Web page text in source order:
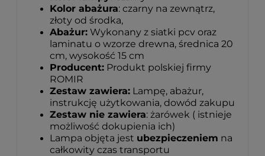
Kolor abażura: czarny na zewnątrz,
złoty od środka,
Abażur: Wykonany z siatki pcv oraz
laminatu o wzorze drewna, średnica 20
cm, wysokość 15 cm
Producent: Produkt polskiej firmy
ROMIR
Zestaw zawiera: Lampę, abażur,
instrukcję użytkowania, dowód zakupu
Zestaw nie zawiera: żarówek ( istnieje
możliwość dokupienia ich)
Lampa objęta jest ubezpieczeniem na
całkowity czas transportu